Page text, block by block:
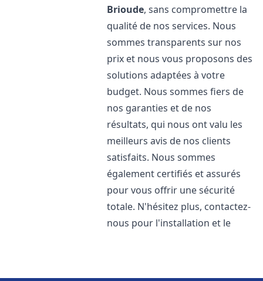
Brioude, sans compromettre la
qualité de nos services. Nous
sommes transparents sur nos
prix et nous vous proposons des
solutions adaptées à votre
budget. Nous sommes fiers de
nos garanties et de nos
résultats, qui nous ont valu les
meilleurs avis de nos clients
satisfaits. Nous sommes
également certifiés et assurés
pour vous offrir une sécurité
totale. N'hésitez plus, contactez-
nous pour l'installation et le